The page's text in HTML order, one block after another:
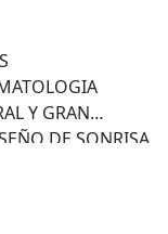
Y GRAN
DE SONRISA